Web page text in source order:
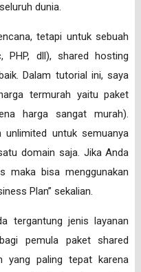
dunia.
tetapi untuk sebuah
PHP, dll), shared hosting
Dalam tutorial ini, saya
termurah yaitu paket
harga sangat murah).
unlimited untuk semuanya
domain saja. Jika Anda
maka bisa menggunakan
Plan” sekalian.
tergantung jenis layanan
pemula paket shared
yang paling tepat karena